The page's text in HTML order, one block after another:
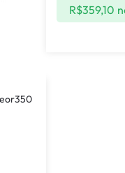
R$359,10